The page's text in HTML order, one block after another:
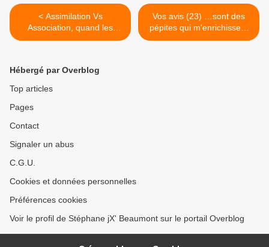
< Assimilation Vs
Association, quand les
Empires valsaient à deux
Vos avis (23) …sont des
pépites qui m'enrichissent
en continu >
Hébergé par Overblog
Top articles
Pages
Contact
Signaler un abus
C.G.U.
Cookies et données personnelles
Préférences cookies
Voir le profil de Stéphane jX' Beaumont sur le portail Overblog